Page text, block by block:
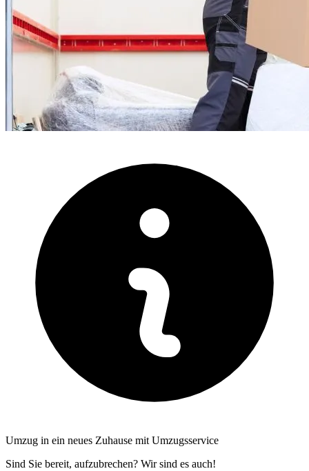
Umzug in ein neues Zuhause mit Umzugsservice
Sind Sie bereit, aufzubrechen? Wir sind es auch!